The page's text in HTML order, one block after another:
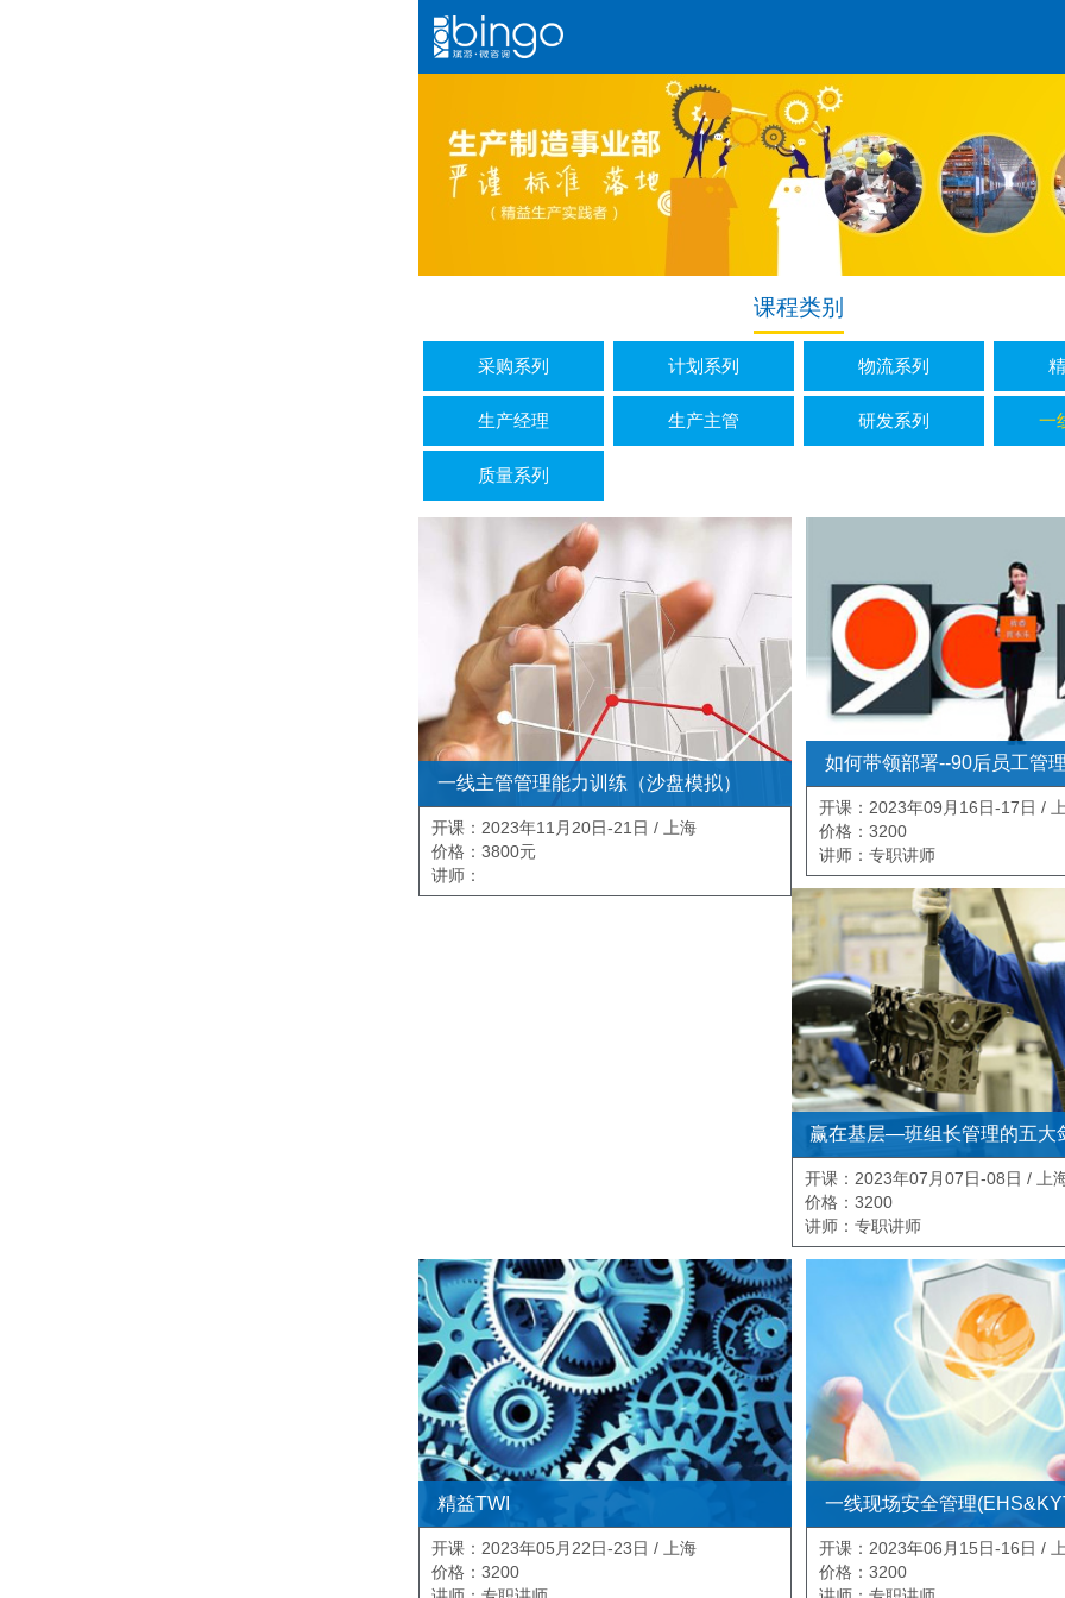
课程类别
采购系列 计划系列 物流系列
生产经理 生产主管 研发系列 一
质量系列
一线主管管理能力训练（沙盘模拟）
开课：2023年11月20日-21日 / 上海
价格：3800元
讲师：
如何带领部署--90后员工管
开课：2023年09月16日-17日 /
价格：3200
讲师：专职讲师
赢在基层—班组长管理的五大
开课：2023年07月07日-08日 / 上
价格：3200
讲师：专职讲师
一线现场安全管理
开课：2023年06月15日-16日 /
价格：3200
精益TWI
开课：2023年05月22日-23日 / 上海
价格：3200